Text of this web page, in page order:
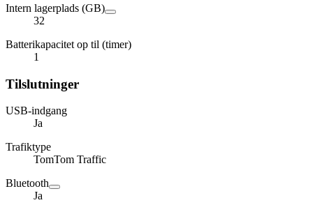
Intern lagerplads (GB)
32
Batterikapacitet op til (timer)
1
Tilslutninger
USB-indgang
Ja
Trafiktype
TomTom Traffic
Bluetooth
Ja